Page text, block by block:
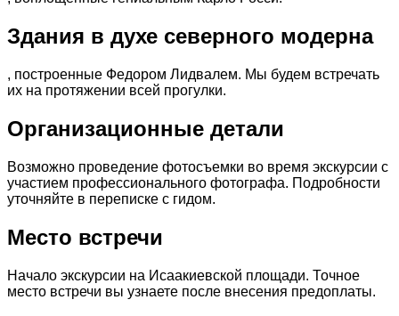
Здания в духе северного модерна
, построенные Федором Лидвалем. Мы будем встречать
их на протяжении всей прогулки.
Организационные детали
Возможно проведение фотосъемки во время экскурсии с
участием профессионального фотографа. Подробности
уточняйте в переписке с гидом.
Место встречи
Начало экскурсии на Исаакиевской площади. Точное
место встречи вы узнаете после внесения предоплаты.